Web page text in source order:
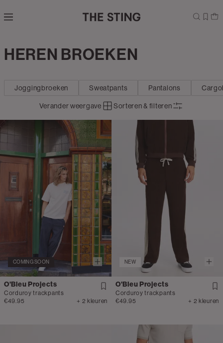
direct naar
zoekbalk
naar de
Kleding
HEREN BROEKEN
Joggingbroeken Sweatpants Pantalons
Verander weergave Sorteren & filteren
COMING SOON
O'Bleu Projects
Corduroy trackpants
€49.95
+ 2 kleuren
NEW
O'Bleu Projects
Corduroy trackpants
€49.95
+ 2 kleuren